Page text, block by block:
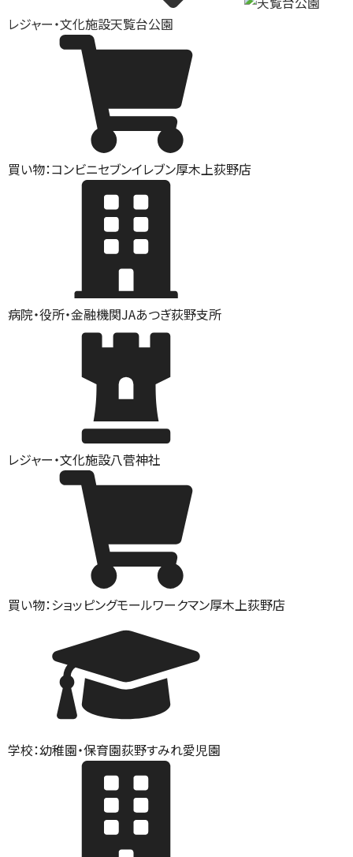
レジャー・文化施設天覧台公園
買い物：コンビニセブンイレブン厚木上荻野店
病院・役所・金融機関JAあつぎ荻野支所
レジャー・文化施設八菅神社
買い物：ショッピングモールワークマン厚木上荻野店
学校：幼稚園・保育園荻野すみれ愛児園